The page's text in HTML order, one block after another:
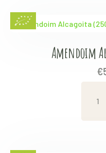
Amendoim
€